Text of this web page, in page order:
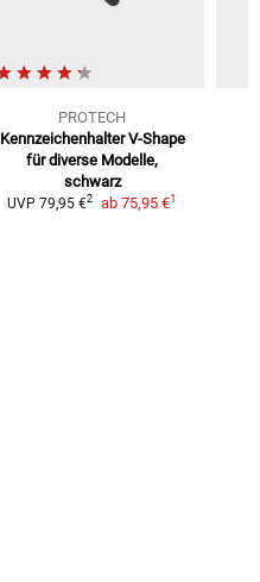
PROTECH
Kennzeichenhalter V-Shape
für diverse Modelle,
schwarz
UVP 79,95 €2 ab 75,95 €1